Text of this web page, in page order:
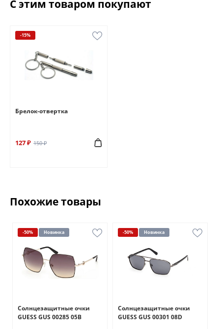
С этим товаром покупают
-15%
Брелок-отвертка
127 ₽ 150 ₽
Похожие товары
-50% Новинка
Солнцезащитные очки
GUESS GUS 00285 05B
-50% Новинка
Солнцезащитные очки
GUESS GUS 00301 08D